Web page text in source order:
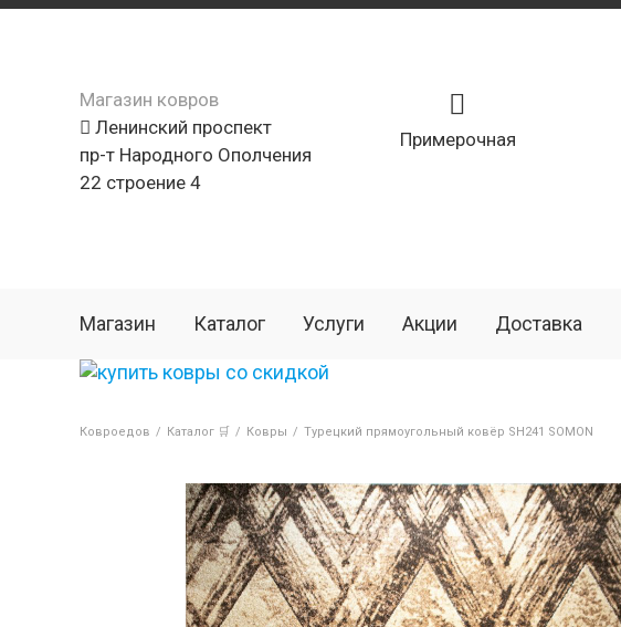
Магазин ковров
Ленинский проспект
пр-т Народного Ополчения
22 строение 4
Примерочная
Магазин Каталог Услуги Акции Доставка
Ковроедов / Каталог 🛒 / Ковры / Турецкий прямоугольный ковёр SH241 SOMON